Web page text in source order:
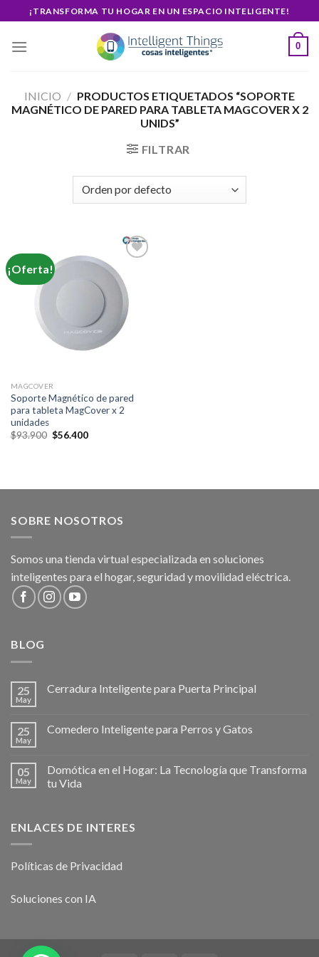
to
content
¡TRANSFORMA TU HOGAR EN UN ESPACIO INTELIGENTE!
0
INICIO / PRODUCTOS ETIQUETADOS “SOPORTE
MAGNÉTICO DE PARED PARA TABLETA MAGCOVER X 2
UNIDS”
FILTRAR
¡Oferta!
MAGCOVER
Soporte Magnético de pared
para tableta MagCover x 2
unidades
$93.900 Original
$56.400Current
SOBRE NOSOTROS
Somos una tienda virtual especializada en soluciones
inteligentes para el hogar, seguridad y movilidad eléctrica.
BLOG
25
May
Cerradura Inteligente para Puerta Principal
25
May
Comedero Inteligente para Perros y Gatos
05
May
Domótica en el Hogar: La Tecnología que Transforma
tu Vida
ENLACES DE INTERES
Políticas de Privacidad
Soluciones con IA